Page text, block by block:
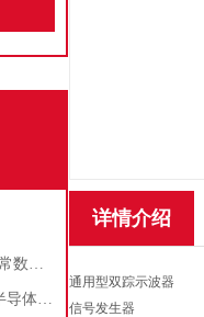
PN结物理特性（玻尔兹曼常数测定仪）
CC-TS温度传感器测试及半导体致冷控温实验仪
详情介绍
通用型双踪示波器
信号发生器